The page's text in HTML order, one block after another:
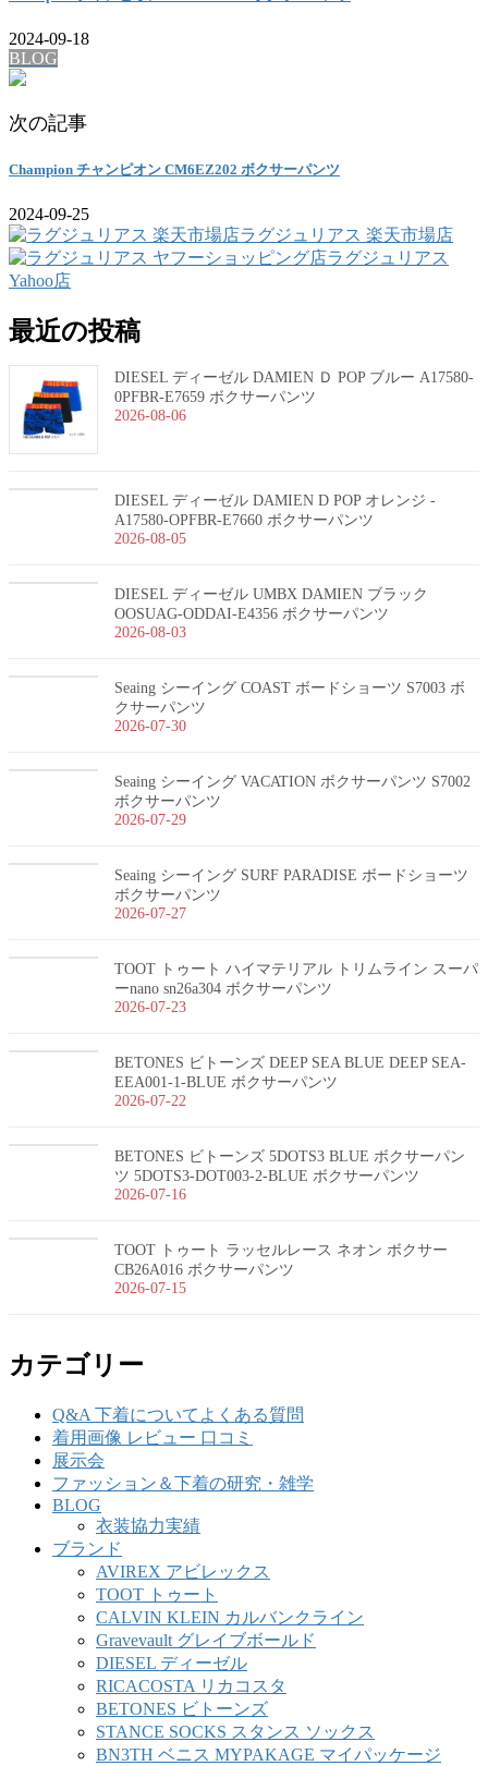
2024-09-18
BLOG
次の記事
Champion チャンピオン CM6EZ202 ボクサーパンツ
2024-09-25
ラグジュリアス 楽天市場店
ラグジュリアス
Yahoo店
最近の投稿
DIESEL ディーゼル DAMIEN Ｄ POP ブルー A17580-
0PFBR-E7659 ボクサーパンツ
2026-08-06
DIESEL ディーゼル DAMIEN D POP オレンジ -
A17580-OPFBR-E7660 ボクサーパンツ
2026-08-05
DIESEL ディーゼル UMBX DAMIEN ブラック
OOSUAG-ODDAI-E4356 ボクサーパンツ
2026-08-03
Seaing シーイング COAST ボードショーツ S7003 ボ
クサーパンツ
2026-07-30
Seaing シーイング VACATION ボクサーパンツ S7002
ボクサーパンツ
2026-07-29
Seaing シーイング SURF PARADISE ボードショーツ
ボクサーパンツ
2026-07-27
TOOT トゥート ハイマテリアル トリムライン スーパ
ーnano sn26a304 ボクサーパンツ
2026-07-23
BETONES ビトーンズ DEEP SEA BLUE DEEP SEA-
EEA001-1-BLUE ボクサーパンツ
2026-07-22
BETONES ビトーンズ 5DOTS3 BLUE ボクサーパン
ツ 5DOTS3-DOT003-2-BLUE ボクサーパンツ
2026-07-16
TOOT トゥート ラッセルレース ネオン ボクサー
CB26A016 ボクサーパンツ
2026-07-15
カテゴリー
Q&A 下着についてよくある質問
着用画像 レビュー 口コミ
展示会
ファッション＆下着の研究・雑学
BLOG
衣装協力実績
ブランド
AVIREX アビレックス
TOOT トゥート
CALVIN KLEIN カルバンクライン
Gravevault グレイブボールド
DIESEL ディーゼル
RICACOSTA リカコスタ
BETONES ビトーンズ
STANCE SOCKS スタンス ソックス
BN3TH ベニス MYPAKAGE マイパッケージ